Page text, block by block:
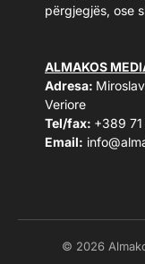
përgjegjës, ose
ALMAKOS
Adresa:
Veriore
Tel/fax: +389
Email:
© 2026